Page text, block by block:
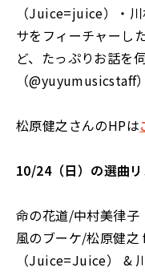
（Juice=juice）・
サをフィーチャーし
ど、たっぷりお話を
（@yuyumusicstaff）
松原健之さんのHPは
10/24（日）の選曲リ
命の花道/中村美律子
風のブーケ/松原健之
（Juice=Juice） &